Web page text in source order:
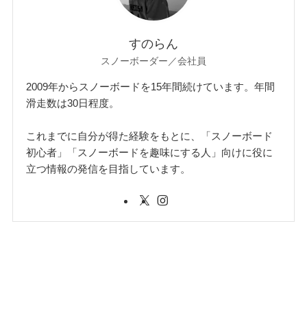
すのらん
スノーボーダー／会社員
2009年からスノーボードを15年間続けています。年間
滑走数は30日程度。
これまでに自分が得た経験をもとに、「スノーボード
初心者」「スノーボードを趣味にする人」向けに役に
立つ情報の発信を目指しています。